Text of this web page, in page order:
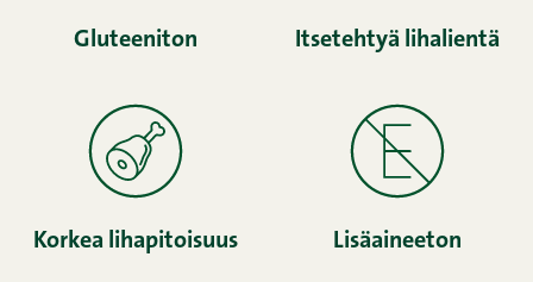
Gluteeniton Itsetehtyä lihalientä
Korkea lihapitoisuus Lisäaineeton